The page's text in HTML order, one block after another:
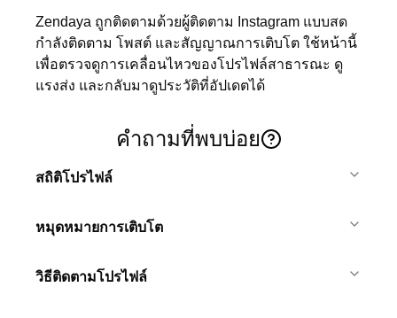
Zendaya ถูกติดตามด้วยผู้ติดตาม Instagram แบบสด
กำลังติดตาม โพสต์ และสัญญาณการเติบโต ใช้หน้านี้
เพื่อตรวจดูการเคลื่อนไหวของโปรไฟล์สาธารณะ ดู
แรงส่ง และกลับมาดูประวัติที่อัปเดตได้
คำถามที่พบบ่อย
สถิติโปรไฟล์
หมุดหมายการเติบโต
วิธีติดตามโปรไฟล์